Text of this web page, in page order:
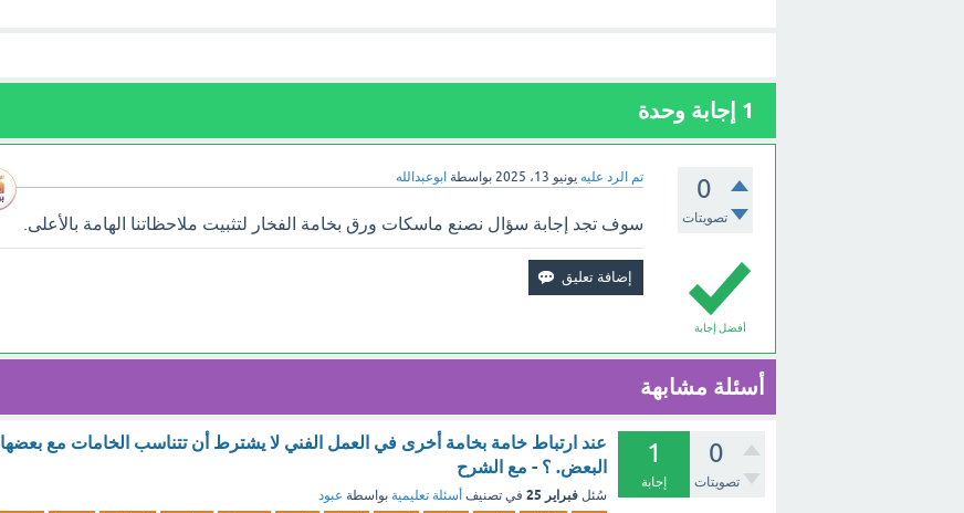
1 إجابة وحدة
0
تصويتات
تم الرد عليه يونيو 13، 2025 بواسطة ابوعبدالله
أفضل إجابة
سوف تجد إجابة سؤال نصنع ماسكات ورق بخامة الفخار لتثبيت ملاحظاتنا الهامة بالأعلى.
أسئلة مشابهة
0
تصويتات
1
إجابة
عند ارتباط خامة بخامة أخرى في العمل الفني لا يشترط أن تتناسب الخامات مع بعضها
البعض. ؟ - مع الشرح
سُئل فبراير 25 في تصنيف أسئلة تعليمية بواسطة عبود